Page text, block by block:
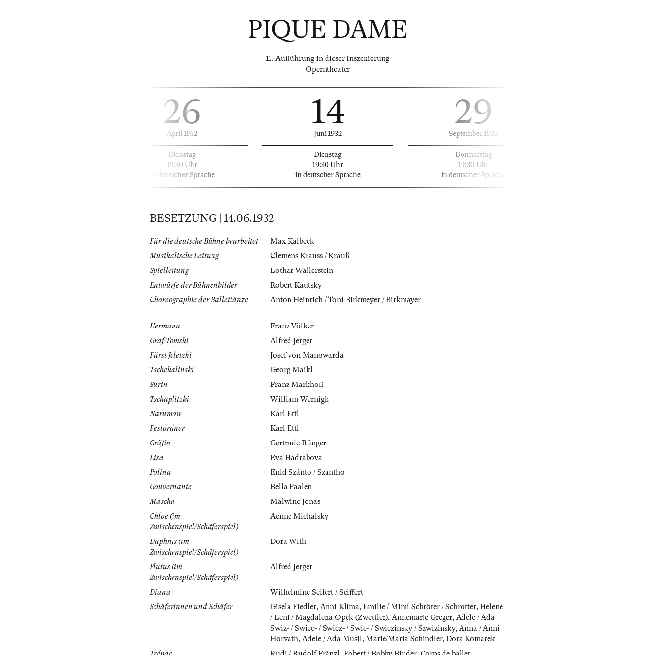
PIQUE DAME
11. Aufführung in dieser Inszenierung
Operntheater
26
April 1932
Dienstag
19:30 Uhr
in deutscher Sprache
14
Juni 1932
Dienstag
19:30 Uhr
in deutscher Sprache
29
September 1932
Donnerstag
19:30 Uhr
in deutscher Sprache
BESETZUNG | 14.06.1932
Für die deutsche Bühne bearbeitet
Max Kalbeck
Musikalische Leitung
Clemens Krauss / Krauß
Spielleitung
Lothar Wallerstein
Entwürfe der Bühnenbilder
Robert Kautsky
Choreographie der Ballettänze
Anton Heinrich / Toni Birkmeyer / Birkmayer
Hermann
Franz Völker
Graf Tomski
Alfred Jerger
Fürst Jeletzki
Josef von Manowarda
Tschekalinski
Georg Maikl
Surin
Franz Markhoff
Tschaplitzki
William Wernigk
Narumow
Karl Ettl
Festordner
Karl Ettl
Gräfin
Gertrude Rünger
Lisa
Eva Hadrabova
Polina
Enid Szánto / Szántho
Gouvernante
Bella Paalen
Mascha
Malwine Jonas
Chloe (im
Zwischenspiel/Schäferspiel)
Aenne Michalsky
Daphnis (im
Zwischenspiel/Schäferspiel)
Dora With
Plutus (im
Zwischenspiel/Schäferspiel)
Alfred Jerger
Diana
Wilhelmine Seifert / Seiffert
Schäferinnen und Schäfer
Gisela Fiedler, Anni Klima, Emilie / Mimi Schröter / Schrötter, Helene
/ Leni / Magdalena Opek (Zwettler), Annemarie Greger, Adele / Ada
Swiz- / Swiec- / Swicz- / Swic- / Swiezinsky / Szwizinsky, Anna / Anni
Horvath, Adele / Ada Musil, Marie/Maria Schindler, Dora Komarek